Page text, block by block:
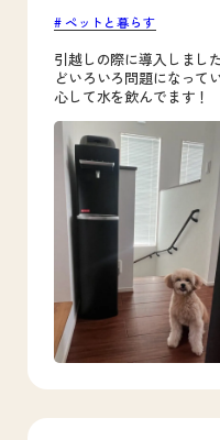
ペットと暮らす
引越しの際に導入しまし
どいろいろ問題になって
心して水を飲んでます！